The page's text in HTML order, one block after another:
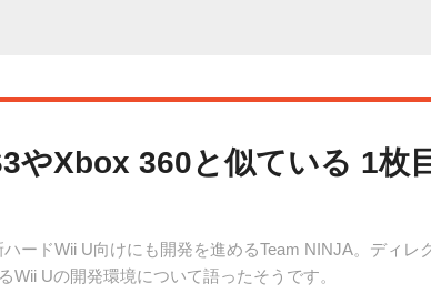
やXbox 360と似ている 1枚
ードWii U向けにも開発を進めるTeam NINJA。ディレ
Uの開発環境について語ったそうです。